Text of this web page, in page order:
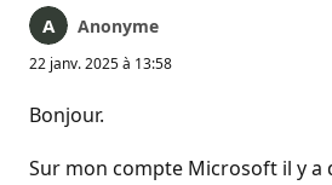
Anonyme
22 janv. 2025 à 13:58
Bonjour.
Sur mon compte Microsoft il y a